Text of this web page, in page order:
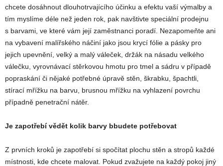
chcete dosáhnout dlouhotrvajícího účinku a efektu vaší výmalby a
tím myslíme déle než jeden rok, pak navštivte speciální prodejnu
s barvami, ve které vám její zaměstnanci poradí. Nezapomeňte ani
na vybavení malířského náčiní jako jsou krycí fólie a pásky pro
jejich upevnění, velký a malý váleček, držák na násadu velkého
válečku, vyrovnávací stěrkovou hmotu pro tmel a sádru v případě
popraskání či nějaké potřebné úpravě stěn, škrabku, špachtli,
stírací mřížku na barvu, brusnou mřížku na vyhlazení povrchu
případně penetrační nátěr.
Je zapotřebí vědět kolik barvy bbudete potřebovat
Z prvních kroků je zapotřebí si spočítat plochu stěn a stropů každé
místnosti, kde chcete malovat. Pokud zvažujete na každý pokoj jiný